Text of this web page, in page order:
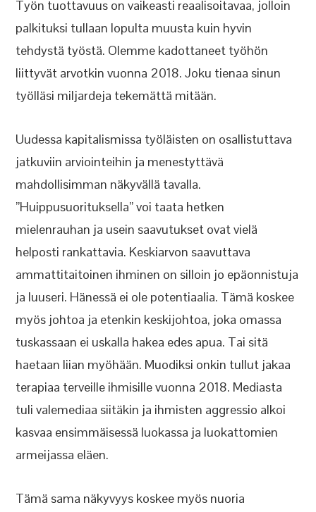
Työn tuottavuus on vaikeasti reaalisoitavaa, jolloin
palkituksi tullaan lopulta muusta kuin hyvin
tehdystä työstä. Olemme kadottaneet työhön
liittyvät arvotkin vuonna 2018. Joku tienaa sinun
työlläsi miljardeja tekemättä mitään.
Uudessa kapitalismissa työläisten on osallistuttava
jatkuviin arviointeihin ja menestyttävä
mahdollisimman näkyvällä tavalla.
”Huippusuorituksella” voi taata hetken
mielenrauhan ja usein saavutukset ovat vielä
helposti rankattavia. Keskiarvon saavuttava
ammattitaitoinen ihminen on silloin jo epäonnistuja
ja luuseri. Hänessä ei ole potentiaalia. Tämä koskee
myös johtoa ja etenkin keskijohtoa, joka omassa
tuskassaan ei uskalla hakea edes apua. Tai sitä
haetaan liian myöhään. Muodiksi onkin tullut jakaa
terapiaa terveille ihmisille vuonna 2018. Mediasta
tuli valemediaa siitäkin ja ihmisten aggressio alkoi
kasvaa ensimmäisessä luokassa ja luokattomien
armeijassa eläen.
Tämä sama näkyvyys koskee myös nuoria